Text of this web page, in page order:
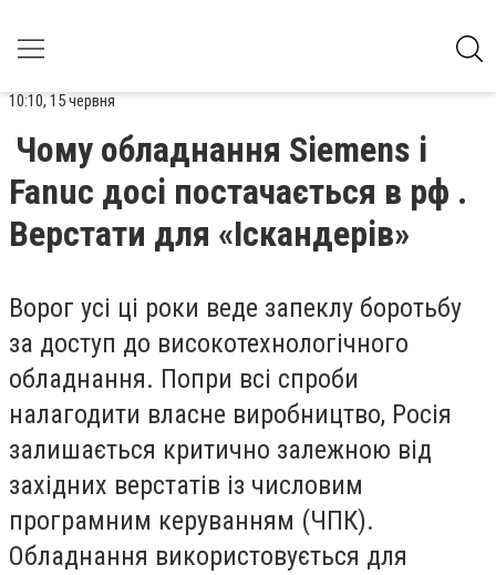
10:10, 15 червня
Чому обладнання Siemens і
Fanuc досі постачається в рф .
Верстати для «Іскандерів»
Ворог усі ці роки веде запеклу боротьбу
за доступ до високотехнологічного
обладнання. Попри всі спроби
налагодити власне виробництво, Росія
залишається критично залежною від
західних верстатів із числовим
програмним керуванням (ЧПК).
Обладнання використовується для